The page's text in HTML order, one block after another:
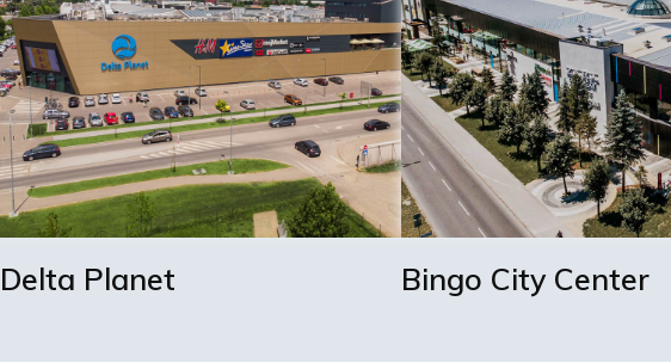
Delta Planet Bingo City Center